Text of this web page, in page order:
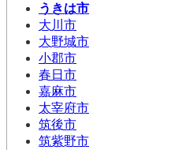
うきは市
大川市
大野城市
小郡市
春日市
嘉麻市
太宰府市
筑後市
筑紫野市